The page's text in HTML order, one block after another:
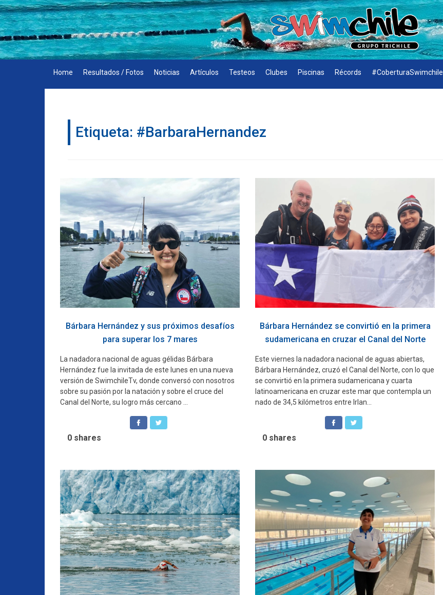
Skip
to
content
Home Resultados / Fotos Noticias Artículos Testeos Clubes Piscinas Récords #CoberturaSwimchile
Etiqueta: #BarbaraHernandez
Bárbara Hernández y sus próximos desafíos
para superar los 7 mares
La nadadora nacional de aguas gélidas Bárbara
Hernández fue la invitada de este lunes en una nueva
versión de SwimchileTv, donde conversó con nosotros
sobre su pasión por la natación y sobre el cruce del
Canal del Norte, su logro más cercano ...
0 shares
Bárbara Hernández se convirtió en la primera
sudamericana en cruzar el Canal del Norte
Este viernes la nadadora nacional de aguas abiertas,
Bárbara Hernández, cruzó el Canal del Norte, con lo que
se convirtió en la primera sudamericana y cuarta
latinoamericana en cruzar este mar que contempla un
nado de 34,5 kilómetros entre Irlan...
0 shares